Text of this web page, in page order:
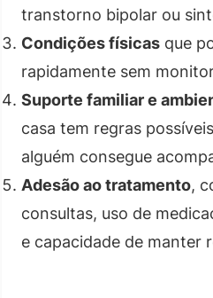
transtorno bipolar ou
Condições físicas que
rapidamente sem
Suporte familiar e
casa tem regras
alguém consegue
Adesão ao tratamento,
consultas, uso de
e capacidade de manter